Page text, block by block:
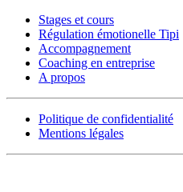
Stages et cours
Régulation émotionelle Tipi
Accompagnement
Coaching en entreprise
A propos
Politique de confidentialité
Mentions légales